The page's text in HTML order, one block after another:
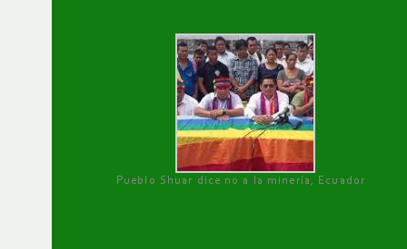
Pueblo Shuar dice no a la minería, Ecuador